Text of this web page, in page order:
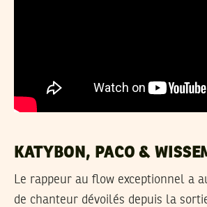
KATYBON, PACO &
Le rappeur au flow exceptionnel a
de chanteur dévoilés depuis la